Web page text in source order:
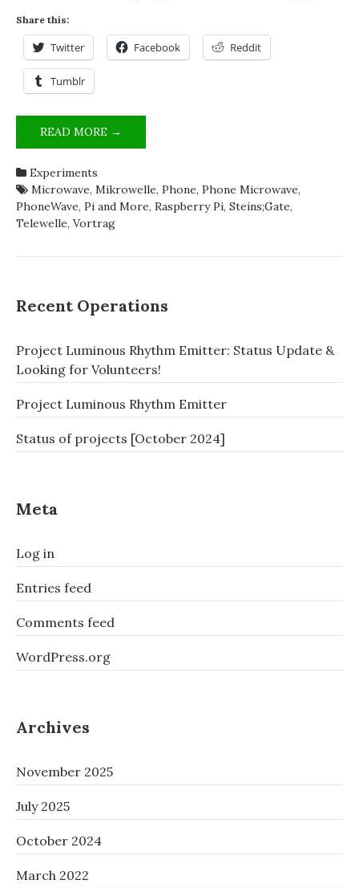
Share this:
Twitter Facebook Reddit
Tumblr
READ MORE →
PHONEWAVE
EXPLAINED
[GERMAN]
Experiments
Microwave, Mikrowelle, Phone, Phone Microwave,
PhoneWave, Pi and More, Raspberry Pi, Steins;Gate,
Telewelle, Vortrag
Recent Operations
Project Luminous Rhythm Emitter: Status Update &
Looking for Volunteers!
Project Luminous Rhythm Emitter
Status of projects [October 2024]
Meta
Log in
Entries feed
Comments feed
WordPress.org
Archives
November 2025
July 2025
October 2024
March 2022